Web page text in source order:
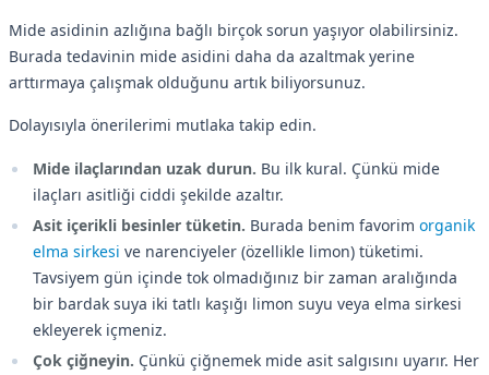
Mide asidinin azlığına bağlı birçok sorun yaşıyor olabilirsiniz.
Burada tedavinin mide asidini daha da azaltmak yerine
arttırmaya çalışmak olduğunu artık biliyorsunuz.
Dolayısıyla önerilerimi mutlaka takip edin.
Mide ilaçlarından uzak durun. Bu ilk kural. Çünkü mide
ilaçları asitliği ciddi şekilde azaltır.
Asit içerikli besinler tüketin. Burada benim favorim organik
elma sirkesi ve narenciyeler (özellikle limon) tüketimi.
Tavsiyem gün içinde tok olmadığınız bir zaman aralığında
bir bardak suya iki tatlı kaşığı limon suyu veya elma sirkesi
ekleyerek içmeniz.
Çok çiğneyin. Çünkü çiğnemek mide asit salgısını uyarır. Her